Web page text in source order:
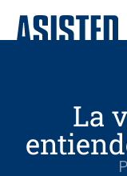
La